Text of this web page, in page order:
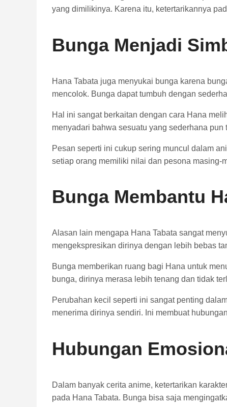
yang dimilikinya. Karena itu, ketertarikannya
Bunga Menjadi
Hana Tabata juga menyukai bunga karena
mencolok. Bunga dapat tumbuh dengan
Hal ini sangat berkaitan dengan cara Hana
menyadari bahwa sesuatu yang sederhana
Pesan seperti ini cukup sering muncul dalam
setiap orang memiliki nilai dan pesona masing-
Bunga Membantu
Alasan lain mengapa Hana Tabata sangat
mengekspresikan dirinya dengan lebih bebas
Bunga memberikan ruang bagi Hana untuk
bunga, dirinya merasa lebih tenang dan tidak
Perubahan kecil seperti ini sangat penting
menerima dirinya sendiri. Ini membuat
Hubungan
Dalam banyak cerita anime, ketertarikan
pada Hana Tabata. Bunga bisa saja